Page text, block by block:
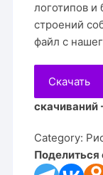
логотипов и
строений
файл с
Скачать
скачиваний
Category:
Поделиться